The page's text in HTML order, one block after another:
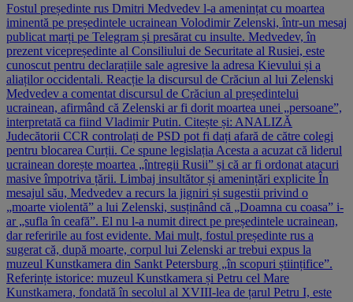
Fostul președinte rus Dmitri Medvedev l-a amenințat cu moartea
iminentă pe președintele ucrainean Volodimir Zelenski, într-un mesaj
publicat marți pe Telegram și presărat cu insulte. Medvedev, în
prezent vicepreședinte al Consiliului de Securitate al Rusiei, este
cunoscut pentru declarațiile sale agresive la adresa Kievului și a
aliaților occidentali. Reacție la discursul de Crăciun al lui Zelenski
Medvedev a comentat discursul de Crăciun al președintelui
ucrainean, afirmând că Zelenski ar fi dorit moartea unei „persoane”,
interpretată ca fiind Vladimir Putin. Citește și: ANALIZĂ
Judecătorii CCR controlați de PSD pot fi dați afară de către colegi
pentru blocarea Curții. Ce spune legislația Acesta a acuzat că liderul
ucrainean dorește moartea „întregii Rusii” și că ar fi ordonat atacuri
masive împotriva țării. Limbaj insultător și amenințări explicite În
mesajul său, Medvedev a recurs la jigniri și sugestii privind o
„moarte violentă” a lui Zelenski, susținând că „Doamna cu coasa” i-
ar „sufla în ceafă”. El nu l-a numit direct pe președintele ucrainean,
dar referirile au fost evidente. Mai mult, fostul președinte rus a
sugerat că, după moarte, corpul lui Zelenski ar trebui expus la
muzeul Kunstkamera din Sankt Petersburg „în scopuri științifice”.
Referințe istorice: muzeul Kunstkamera și Petru cel Mare
Kunstkamera, fondată în secolul al XVIII-lea de țarul Petru I, este